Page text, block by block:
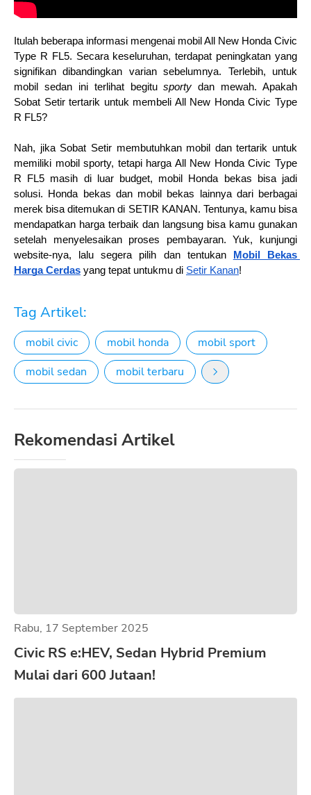
Itulah beberapa informasi mengenai mobil All New Honda Civic
Type R FL5. Secara keseluruhan, terdapat peningkatan yang
signifikan dibandingkan varian sebelumnya. Terlebih, untuk
mobil sedan ini terlihat begitu sporty dan mewah. Apakah
Sobat Setir tertarik untuk membeli All New Honda Civic Type
R FL5?
Nah, jika Sobat Setir membutuhkan mobil dan tertarik untuk
memiliki mobil sporty, tetapi harga All New Honda Civic Type
R FL5 masih di luar budget, mobil Honda bekas bisa jadi
solusi. Honda bekas dan mobil bekas lainnya dari berbagai
merek bisa ditemukan di SETIR KANAN. Tentunya, kamu bisa
mendapatkan harga terbaik dan langsung bisa kamu gunakan
setelah menyelesaikan proses pembayaran. Yuk, kunjungi
website-nya, lalu segera pilih dan tentukan
Mobil Bekas
Harga Cerdas yang tepat untukmu di Setir Kanan!
Tag Artikel:
mobil civic mobil honda
mobil sport
mobil sedan
mobil terbaru
Rekomendasi Artikel
Rabu, 17 September 2025
Civic RS e:HEV, Sedan Hybrid Premium
Mulai dari 600 Jutaan!